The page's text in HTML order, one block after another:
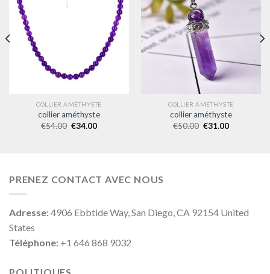
COLLIER AMÉTHYSTE
collier améthyste
€54.00 €34.00
COLLIER AMÉTHYSTE
collier améthyste
€50.00 €31.00
PRENEZ CONTACT AVEC NOUS
Adresse:4906 Ebbtide Way, San Diego, CA 92154 United
States
Téléphone: +1 646 868 9032